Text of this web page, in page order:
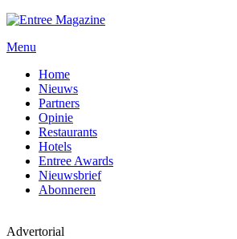
Menu
Home
Nieuws
Partners
Opinie
Restaurants
Hotels
Entree Awards
Nieuwsbrief
Abonneren
Advertorial